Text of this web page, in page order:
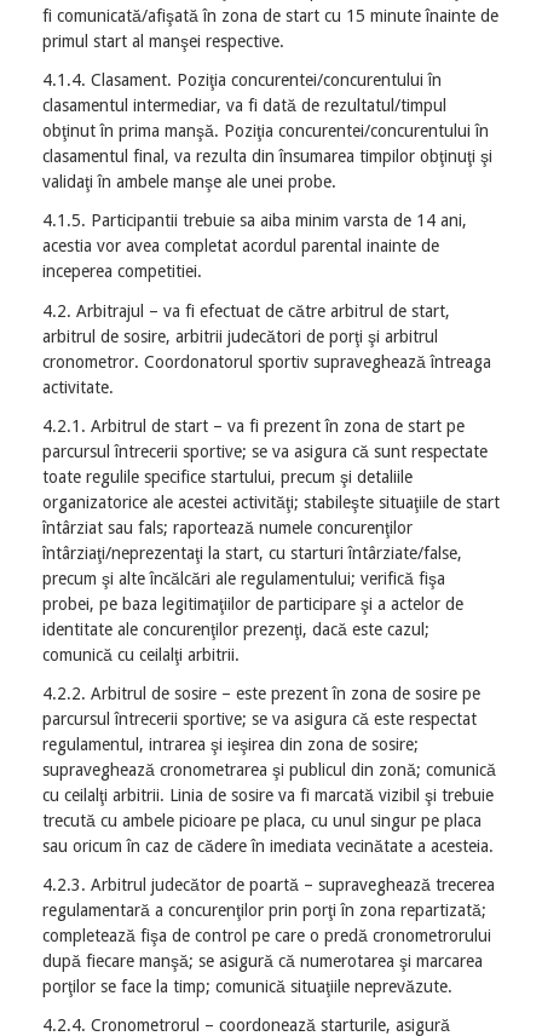
fi comunicată/afişată în zona de start cu 15 minute înainte de
primul start al manşei respective.
4.1.4. Clasament. Poziţia concurentei/concurentului în
clasamentul intermediar, va fi dată de rezultatul/timpul
obţinut în prima manşă. Poziţia concurentei/concurentului în
clasamentul final, va rezulta din însumarea timpilor obţinuţi şi
validaţi în ambele manşe ale unei probe.
4.1.5. Participantii trebuie sa aiba minim varsta de 14 ani,
acestia vor avea completat acordul parental inainte de
inceperea competitiei.
4.2. Arbitrajul – va fi efectuat de către arbitrul de start,
arbitrul de sosire, arbitrii judecători de porţi şi arbitrul
cronometror. Coordonatorul sportiv supraveghează întreaga
activitate.
4.2.1. Arbitrul de start – va fi prezent în zona de start pe
parcursul întrecerii sportive; se va asigura că sunt respectate
toate regulile specifice startului, precum şi detaliile
organizatorice ale acestei activităţi; stabileşte situaţiile de start
întârziat sau fals; raportează numele concurenţilor
întârziaţi/neprezentaţi la start, cu starturi întârziate/false,
precum şi alte încălcări ale regulamentului; verifică fişa
probei, pe baza legitimaţiilor de participare şi a actelor de
identitate ale concurenţilor prezenţi, dacă este cazul;
comunică cu ceilalţi arbitrii.
4.2.2. Arbitrul de sosire – este prezent în zona de sosire pe
parcursul întrecerii sportive; se va asigura că este respectat
regulamentul, intrarea şi ieşirea din zona de sosire;
supraveghează cronometrarea şi publicul din zonă; comunică
cu ceilalţi arbitrii. Linia de sosire va fi marcată vizibil şi trebuie
trecută cu ambele picioare pe placa, cu unul singur pe placa
sau oricum în caz de cădere în imediata vecinătate a acesteia.
4.2.3. Arbitrul judecător de poartă – supraveghează trecerea
regulamentară a concurenţilor prin porţi în zona repartizată;
completează fişa de control pe care o predă cronometrorului
după fiecare manşă; se asigură că numerotarea şi marcarea
porţilor se face la timp; comunică situaţiile neprevăzute.
4.2.4. Cronometrorul – coordonează starturile, asigură